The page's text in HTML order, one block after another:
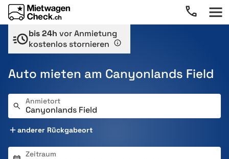
bis 24h vor Anmietung
kostenlos stornieren
Auto mieten am Canyonlands Field
Anmietort
anderer Rückgabeort
Zeitraum